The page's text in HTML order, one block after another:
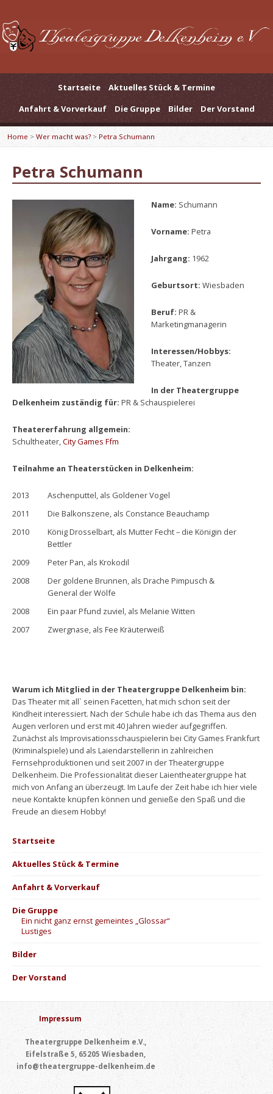
Startseite
Aktuelles Stück & Termine
Anfahrt & Vorverkauf
Die Gruppe Bilder Der Vorstand
Home > Wer macht was? > Petra Schumann
Petra Schumann
Name: Schumann
Vorname: Petra
Jahrgang: 1962
Geburtsort: Wiesbaden
Beruf: PR &
Marketingmanagerin
Interessen/Hobbys:
Theater, Tanzen
In der Theatergruppe
Delkenheim zuständig für: PR & Schauspielerei
Theatererfahrung allgemein:
Schultheater,City Games Ffm
Teilnahme an Theaterstücken in Delkenheim:
2013
Aschenputtel, als Goldener Vogel
2011
Die Balkonszene, als Constance Beauchamp
2010
König Drosselbart, als Mutter Fecht – die Königin der
Bettler
2009
Peter Pan, als Krokodil
2008
Der goldene Brunnen, als Drache Pimpusch &
General der Wölfe
2008
Ein paar Pfund zuviel, als Melanie Witten
2007
Zwergnase, als Fee Kräuterweiß
Warum ich Mitglied in der Theatergruppe Delkenheim bin:
Das Theater mit all` seinen Facetten, hat mich schon seit der
Kindheit interessiert. Nach der Schule habe ich das Thema aus den
Augen verloren und erst mit 40 Jahren wieder aufgegriffen.
Zunächst als Improvisationsschauspielerin bei City Games Frankfurt
(Kriminalspiele) und als Laiendarstellerin in zahlreichen
Fernsehproduktionen und seit 2007 in der Theatergruppe
Delkenheim. Die Professionalität dieser Laientheatergruppe hat
mich von Anfang an überzeugt. Im Laufe der Zeit habe ich hier viele
neue Kontakte knüpfen können und genieße den Spaß und die
Freude an diesem Hobby!
Startseite
Aktuelles Stück & Termine
Anfahrt & Vorverkauf
Die Gruppe
Ein nicht ganz ernst gemeintes „Glossar“
Lustiges
Bilder
Der Vorstand
Impressum
Theatergruppe Delkenheim e.V.,
Eifelstraße 5, 65205 Wiesbaden,
info@theatergruppe-delkenheim.de